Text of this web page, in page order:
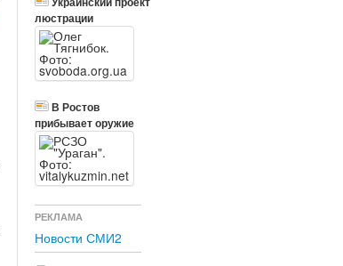
люстрации
В Ростов
прибывает оружие
РЕКЛАМА
Новости СМИ2